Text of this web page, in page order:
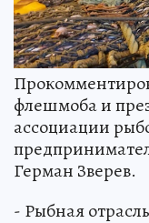
флешмоба и
ассоциации
Герман Зверев.
- Рыбная